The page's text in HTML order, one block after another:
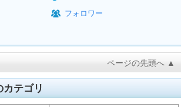
フォロワー
ページの先頭へ ▲
テゴリ